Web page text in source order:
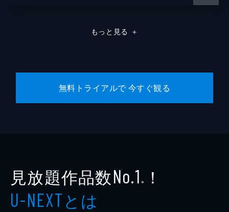
もっと見る ＋
無料トライアルで 今すぐ観る
見放題作品数No.1 ※ ！
U-NEXTとは